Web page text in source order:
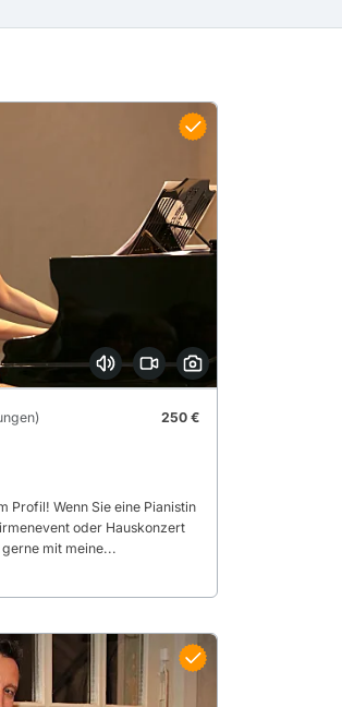
250 €
Profil! Wenn Sie eine Pianistin
oder Hauskonzert
mit meine...